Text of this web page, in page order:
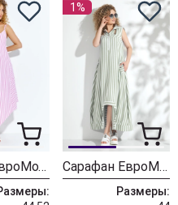
Платье ЕвроМода 599
1%
Сарафан ЕвроМода 582
Размеры: